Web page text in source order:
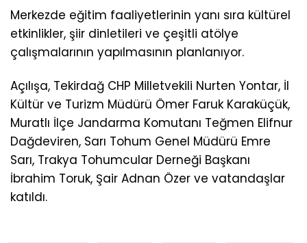
Merkezde eğitim faaliyetlerinin yanı sıra kültürel
etkinlikler, şiir dinletileri ve çeşitli atölye
çalışmalarının yapılmasının planlanıyor.
Açılışa, Tekirdağ CHP Milletvekili Nurten Yontar, İl
Kültür ve Turizm Müdürü Ömer Faruk Karaküçük,
Muratlı İlçe Jandarma Komutanı Teğmen Elifnur
Dağdeviren, Sarı Tohum Genel Müdürü Emre
Sarı, Trakya Tohumcular Derneği Başkanı
İbrahim Toruk, Şair Adnan Özer ve vatandaşlar
katıldı.